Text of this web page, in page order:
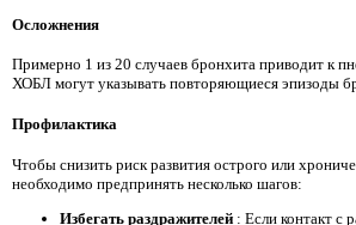
Осложнения
Примерно 1 из 20 случаев бронхита приводит к
ХОБЛ могут указывать повторяющиеся эпизоды
Профилактика
Чтобы снизить риск развития острого или
необходимо предпринять несколько шагов:
Избегать раздражителей : Если контакт с